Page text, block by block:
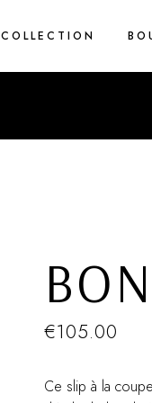
COLLECTION
2 pièces
Flower Rain
True Grit
Zig Zag
€105.00
Ce slip à la